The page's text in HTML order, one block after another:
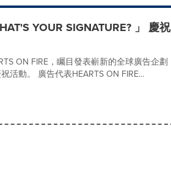
YOUR SIGNATURE? 」 慶祝
ON FIRE，矚目發表嶄新的全球廣告企劃
活動。 廣告代表HEARTS ON FIRE...